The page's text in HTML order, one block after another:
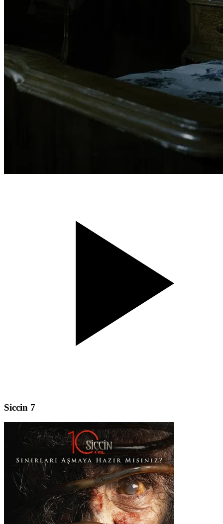
Siccin 7